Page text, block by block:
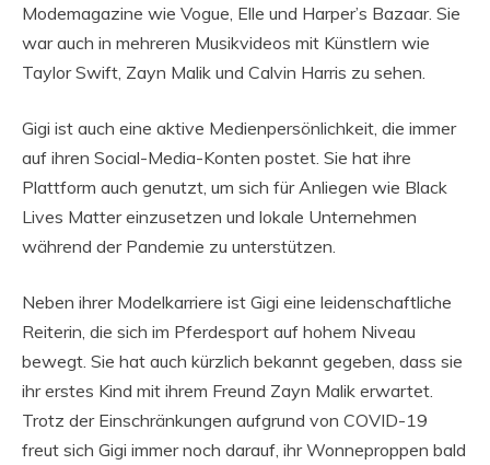
Modemagazine wie Vogue, Elle und Harper’s Bazaar. Sie
war auch in mehreren Musikvideos mit Künstlern wie
Taylor Swift, Zayn Malik und Calvin Harris zu sehen.
Gigi ist auch eine aktive Medienpersönlichkeit, die immer
auf ihren Social-Media-Konten postet. Sie hat ihre
Plattform auch genutzt, um sich für Anliegen wie Black
Lives Matter einzusetzen und lokale Unternehmen
während der Pandemie zu unterstützen.
Neben ihrer Modelkarriere ist Gigi eine leidenschaftliche
Reiterin, die sich im Pferdesport auf hohem Niveau
bewegt. Sie hat auch kürzlich bekannt gegeben, dass sie
ihr erstes Kind mit ihrem Freund Zayn Malik erwartet.
Trotz der Einschränkungen aufgrund von COVID-19
freut sich Gigi immer noch darauf, ihr Wonneproppen bald